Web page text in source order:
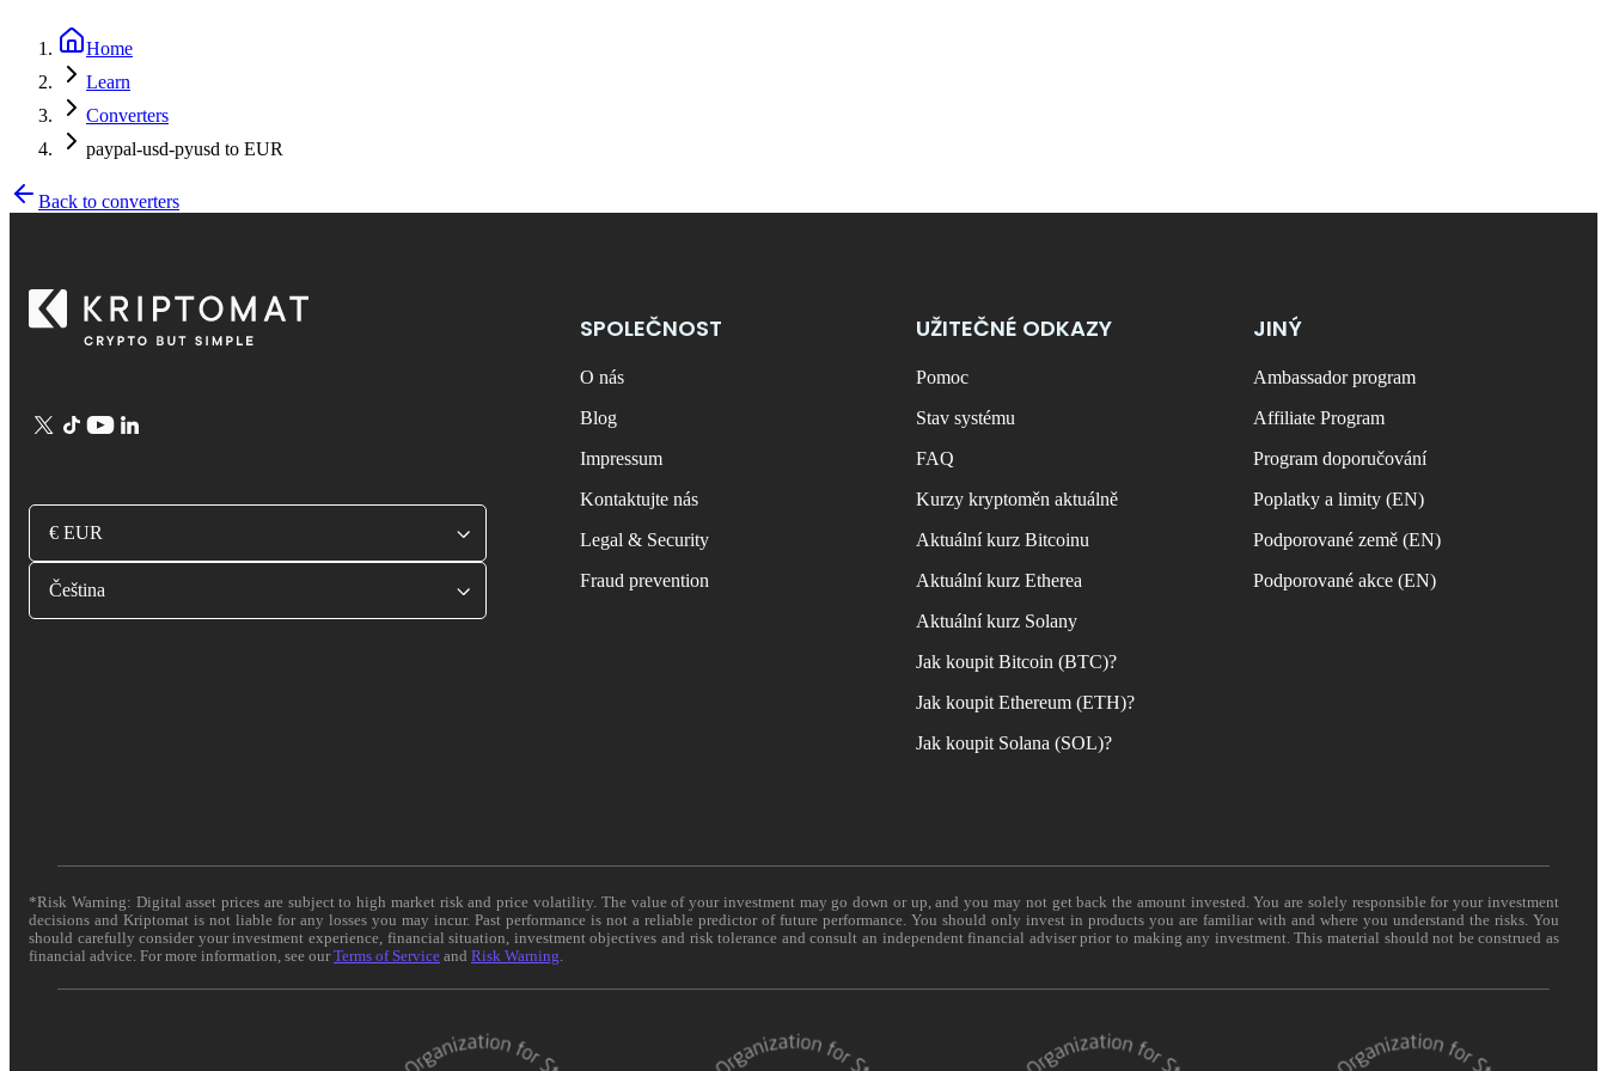
Home
Learn
Converters
paypal-usd-pyusd to EUR
Back to converters
€ EUR
Čeština
SPOLEČNOST
O nás
Blog
Impressum
Kontaktujte nás
Legal & Security
Fraud prevention
UŽITEČNÉ ODKAZY
Pomoc
Stav systému
FAQ
Kurzy kryptoměn aktuálně
Aktuální kurz Bitcoinu
Aktuální kurz Etherea
Aktuální kurz Solany
Jak koupit Bitcoin (BTC)?
Jak koupit Ethereum (ETH)?
Jak koupit Solana (SOL)?
JINÝ
Ambassador program
Affiliate Program
Program doporučování
Poplatky a limity (EN)
Podporované země (EN)
Podporované akce (EN)
*Risk Warning: Digital asset prices are subject to high market risk and price volatility. The value of your investment may go down or up, and you may not get back the amount invested. You are solely responsible for your investment
decisions and Kriptomat is not liable for any losses you may incur. Past performance is not a reliable predictor of future performance. You should only invest in products you are familiar with and where you understand the risks. You
should carefully consider your investment experience, financial situation, investment objectives and risk tolerance and consult an independent financial adviser prior to making any investment. This material should not be construed as
financial advice. For more information, see ourTerms of Service and Risk Warning